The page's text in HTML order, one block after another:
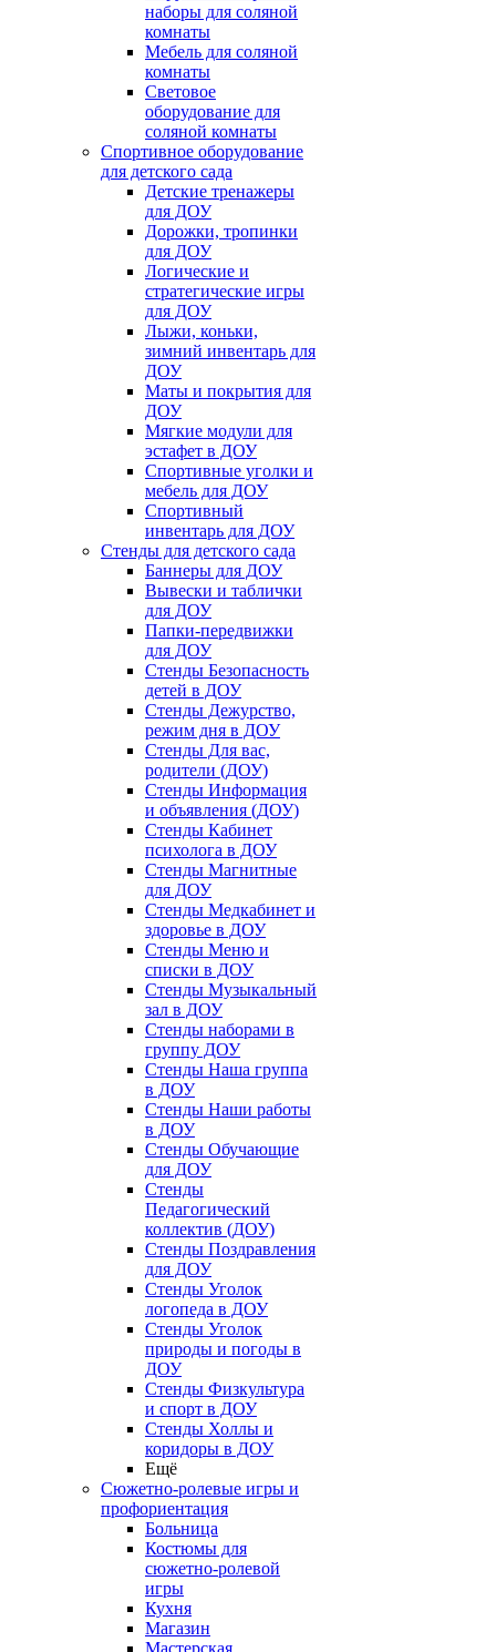
наборы для соляной
комнаты
Мебель для соляной
комнаты
Световое
оборудование для
соляной комнаты
Спортивное оборудование
для детского сада
Детские тренажеры
для ДОУ
Дорожки, тропинки
для ДОУ
Логические и
стратегические игры
для ДОУ
Лыжи, коньки,
зимний инвентарь для
ДОУ
Маты и покрытия для
ДОУ
Мягкие модули для
эстафет в ДОУ
Спортивные уголки и
мебель для ДОУ
Спортивный
инвентарь для ДОУ
Стенды для детского сада
Баннеры для ДОУ
Вывески и таблички
для ДОУ
Папки-передвижки
для ДОУ
Стенды Безопасность
детей в ДОУ
Стенды Дежурство,
режим дня в ДОУ
Стенды Для вас,
родители (ДОУ)
Стенды Информация
и объявления (ДОУ)
Стенды Кабинет
психолога в ДОУ
Стенды Магнитные
для ДОУ
Стенды Медкабинет и
здоровье в ДОУ
Стенды Меню и
списки в ДОУ
Стенды Музыкальный
зал в ДОУ
Стенды наборами в
группу ДОУ
Стенды Наша группа
в ДОУ
Стенды Наши работы
в ДОУ
Стенды Обучающие
для ДОУ
Стенды
Педагогический
коллектив (ДОУ)
Стенды Поздравления
для ДОУ
Стенды Уголок
логопеда в ДОУ
Стенды Уголок
природы и погоды в
ДОУ
Стенды Физкультура
и спорт в ДОУ
Стенды Холлы и
коридоры в ДОУ
Ещё
Сюжетно-ролевые игры и
профориентация
Больница
Костюмы для
сюжетно-ролевой
игры
Кухня
Магазин
Мастерская